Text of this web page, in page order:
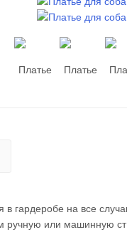
в гардеробе на все
ручную или машинную